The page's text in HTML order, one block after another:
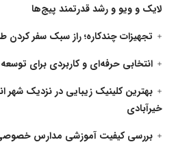
لایک و ویو و رشد قدرتمند پیج‌ها
تجهیزات چندکاره؛ راز سبک سفر کردن
انتخابی حرفه‌ای و کاربردی برای
بهترین کلینیک زیبایی در نزدیک شهر
خیرآبادی
بررسی کیفیت آموزشی مدارس